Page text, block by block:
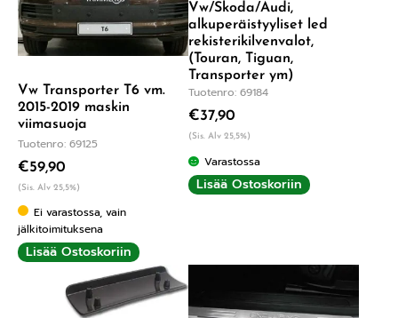
Vw Transporter T6 vm.
2015-2019 maskin
viimasuoja
Tuotenro: 69125
€59,90
(Sis. Alv 25,5%)
Ei varastossa, vain
jälkitoimituksena
Lisää Ostoskoriin
Vw/Skoda/Audi,
alkuperäistyyliset led
rekisterikilvenvalot,
(Touran, Tiguan,
Transporter ym)
Tuotenro: 69184
€37,90
(Sis. Alv 25,5%)
Varastossa
Lisää Ostoskoriin